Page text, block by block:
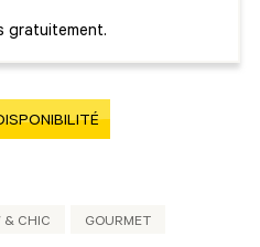
gratuitement.
& CHIC GOURMET